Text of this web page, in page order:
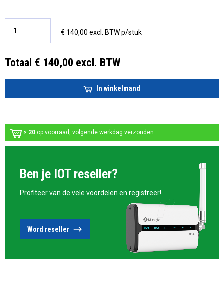
€ 140,00 excl. BTW p/stuk
Totaal € 140,00 excl. BTW
In winkelmand
> 20 op voorraad, volgende werkdag verzonden
Ben je IOT reseller?
Profiteer van de vele voordelen en registreer!
Word reseller